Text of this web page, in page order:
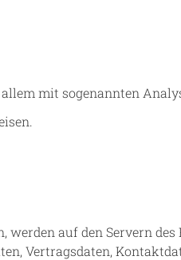
mit sogenannten
werden auf den Servern
Vertragsdaten,